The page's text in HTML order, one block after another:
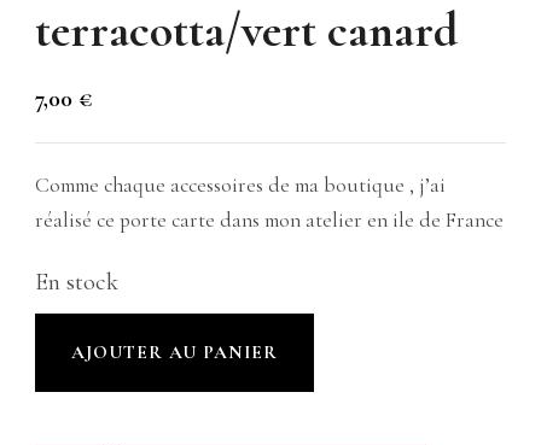
terracotta/vert canard
7,00 €
Comme chaque accessoires de ma boutique , j’ai
réalisé ce porte carte dans mon atelier en ile de France
En stock
AJOUTER AU PANIER